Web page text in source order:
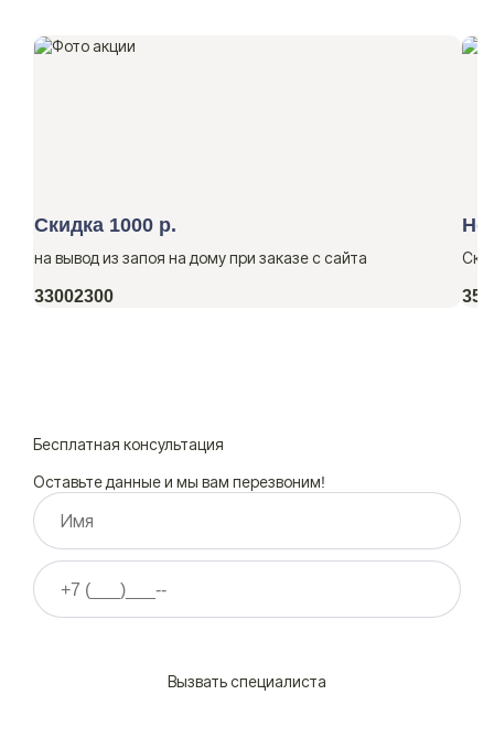
Скидка 1000 р.
на вывод из запоя на дому при заказе с сайта
33002300
Бесплатная консультация
Оставьте данные и мы вам перезвоним!
Вызвать специалиста